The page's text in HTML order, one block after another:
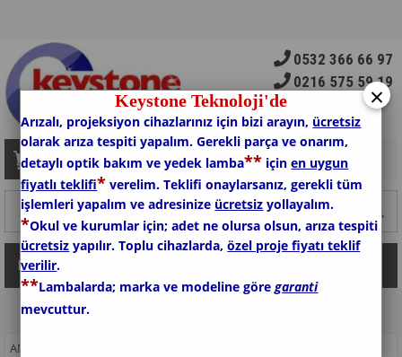
0532 366 66 97
0216 575 59 19
Sepetim 0 Ürün
Kategoriler
ANASAYFA
×
Keystone Teknoloji'de
Arızalı, projeksiyon cihazlarınız için bizi arayın, ücretsiz
olarak arıza tespiti yapalım. Gerekli parça ve onarım,
detaylı optik bakım ve yedek lamba** içinen uygun
fiyatlı teklifi* verelim. Teklifi onaylarsanız, gerekli tüm
işlemleri yapalım ve adresinize ücretsiz yollayalım.
*Okul ve kurumlar için; adet ne olursa olsun, arıza tespiti
ücretsiz yapılır. Toplu cihazlarda,özel proje fiyatı teklif
verilir.
**Lambalarda; marka ve modeline göregaranti
mevcuttur.